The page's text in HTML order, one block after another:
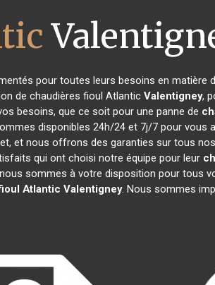
pour toutes leurs besoins en matière
de chaudières fioul Atlantic Valentigney,
besoins, que ce soit pour une panne de
disponibles 24h/24 et 7j/7 pour vous
et nous offrons des garanties sur tous
qui ont choisi notre équipe pour leur
sommes à votre disposition pour tous
Atlantic Valentigney. Nous sommes